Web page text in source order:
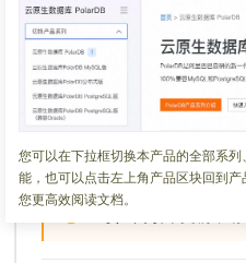
您可以在下拉框切换本产品的全部系列
能，也可以点击左上角产品区块回到产
您更高效阅读文档。
创建ACK One
更新时间： 2026-06-16 07:52:57
理平台统一管理的集群形态。
大模型
文本生成
Qwen3.8-Max HOT
智能体时代全能旗舰模型
Qwen3.7-Plus
大模型服务与应用平台
千问大模型
多元化、高性能、安全可靠的大模型
无影云电脑
随时随地安全接入的云上超级电脑
云解析DNS
上传文档即自动完成翻译和格式还原
GLM-5.2：长任务时代开源旗舰模型
真
Hermes Agent，打造自进化智能体
自主进化，持久记忆，越用越聪明
快速拥有专属 OpenClaw
云服务器38元/年起，超值低价云产品抢
官方推荐返现计划
推荐新用户得奖励，单订单最高返9万
云工开物
高校专属算力普惠，学生认证享300元
免费试用
云上成本管理
管理和优化成本
多端小程序
Salesforce 国际版订阅
友盟天域
观测云
Tuya 物联网平台阿里云版
蓝凌 OA
咨询伙伴
销售伙伴合作计划
Salesforce On Alibaba Cloud
Consulting Partner 合作计划
售后服务
自助服务
工单服务
短信专区
技术领先
稳定可靠
安全合规
分析师报告
研究报告与白皮书
天池大赛